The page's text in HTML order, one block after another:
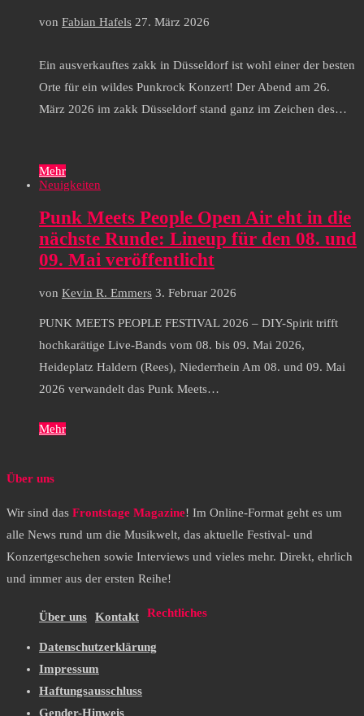
von Fabian Hafels 27. März 2026
Ein ausverkauftes zakk in Düsseldorf ist wohl einer der besten
Orte für ein wildes Punkrock Konzert! Der Abend am 26.
März 2026 im zakk Düsseldorf stand ganz im Zeichen des…
Mehr
Neuigkeiten
Punk Meets People Open Air eht in die
nächste Runde: Lineup für den 08. und
09. Mai veröffentlicht
von Kevin R. Emmers 3. Februar 2026
PUNK MEETS PEOPLE FESTIVAL 2026 – DIY-Spirit trifft
hochkarätige Live-Bands vom 08. bis 09. Mai 2026,
Heideplatz Haldern (Rees), Niederrhein Am 08. und 09. Mai
2026 verwandelt das Punk Meets…
Mehr
Über uns
Wir sind das Frontstage Magazine! Im Online-Format geht es um
alle News rund um die Musikwelt, das aktuelle Festival- und
Konzertgeschehen sowie Interviews und vieles mehr. Direkt, ehrlich
und immer aus der ersten Reihe!
Über uns Kontakt Rechtliches
Datenschutzerklärung
Impressum
Haftungsausschluss
Gender-Hinweis